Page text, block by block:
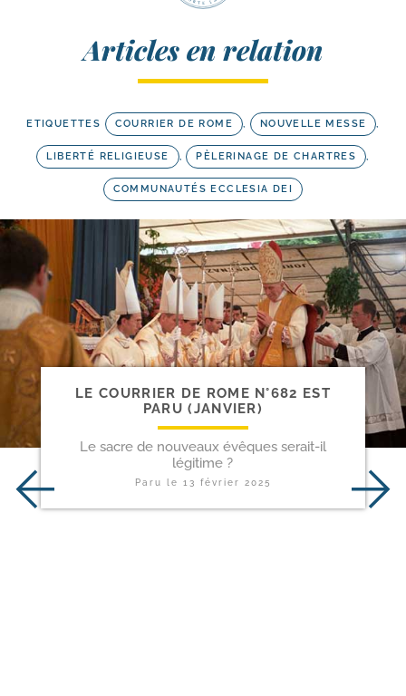
Articles en relation
ETIQUETTES COURRIER DE ROME , NOUVELLE MESSE ,
LIBERTÉ RELIGIEUSE , PÈLERINAGE DE CHARTRES ,
COMMUNAUTÉS ECCLESIA DEI
LE COURRIER DE ROME N°682 EST
PARU (JANVIER)
Le sacre de nouveaux évêques serait-il
légitime ?
Paru le 13 février 2025